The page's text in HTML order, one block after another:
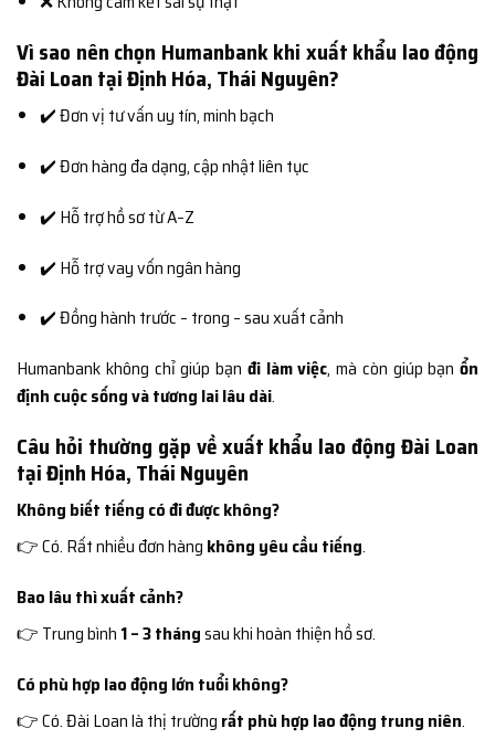
Vì sao nên chọn Humanbank khi xuất khẩu lao động
Đài Loan tại Định Hóa, Thái Nguyên?
✔️ Đơn vị tư vấn uy tín, minh bạch
✔️ Đơn hàng đa dạng, cập nhật liên tục
✔️ Hỗ trợ hồ sơ từ A–Z
✔️ Hỗ trợ vay vốn ngân hàng
✔️ Đồng hành trước – trong – sau xuất cảnh
Humanbank không chỉ giúp bạn đi làm việc, mà còn giúp bạn ổn
định cuộc sống và tương lai lâu dài.
Câu hỏi thường gặp về xuất khẩu lao động Đài Loan
tại Định Hóa, Thái Nguyên
Không biết tiếng có đi được không?
👉 Có. Rất nhiều đơn hàng không yêu cầu tiếng.
Bao lâu thì xuất cảnh?
👉 Trung bình 1 – 3 thángsau khi hoàn thiện hồ sơ.
Có phù hợp lao động lớn tuổi không?
👉 Có. Đài Loan là thị trường rất phù hợp lao động trung niên.